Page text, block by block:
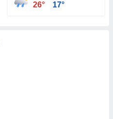
26° 17°